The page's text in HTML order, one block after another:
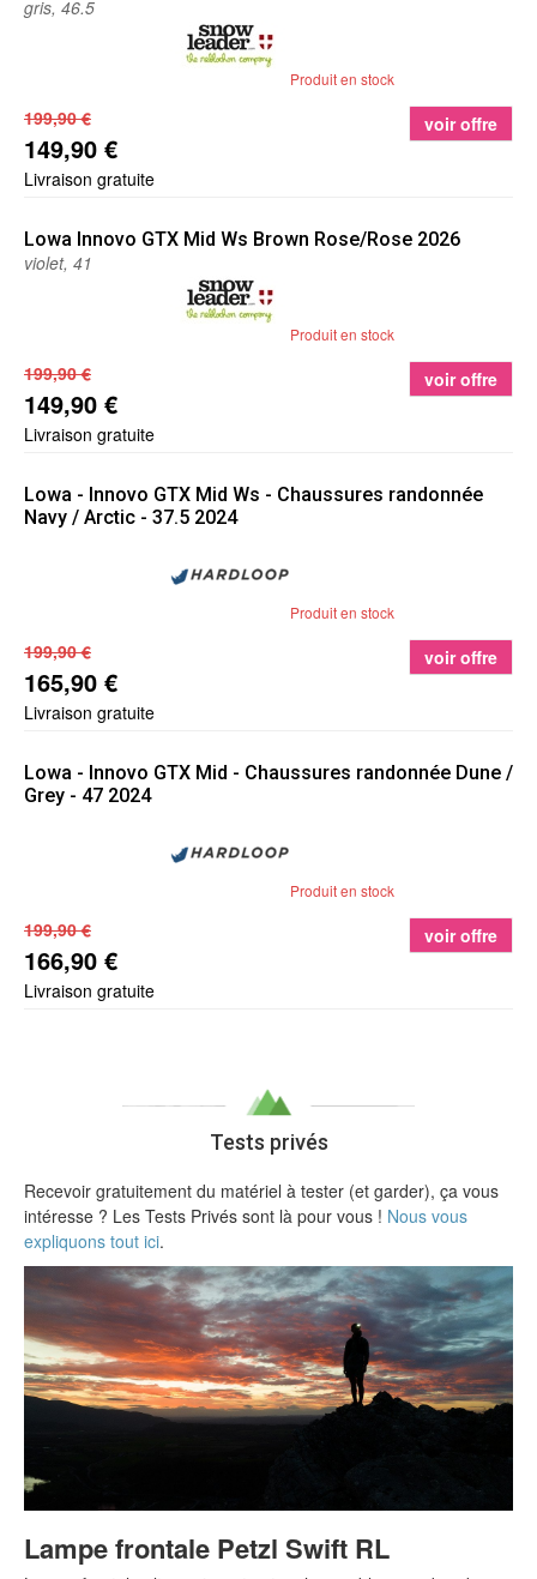
gris, 46.5
Produit en stock
199,90 €
149,90 €
Livraison gratuite
voir offre
Lowa Innovo GTX Mid Ws Brown Rose/Rose 2026
violet, 41
Produit en stock
199,90 €
149,90 €
Livraison gratuite
voir offre
Lowa - Innovo GTX Mid Ws - Chaussures randonnée
Navy / Arctic - 37.5 2024
Produit en stock
199,90 €
165,90 €
Livraison gratuite
voir offre
Lowa - Innovo GTX Mid - Chaussures randonnée Dune /
Grey - 47 2024
Produit en stock
199,90 €
166,90 €
Livraison gratuite
voir offre
Tests privés
Recevoir gratuitement du matériel à tester (et garder), ça vous
intéresse ? Les Tests Privés sont là pour vous ! Nous vous
expliquons tout ici.
Lampe frontale Petzl Swift RL